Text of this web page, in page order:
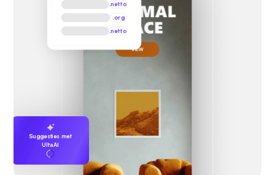
.netto
.org
.netto
Suggesties met
UltaAI